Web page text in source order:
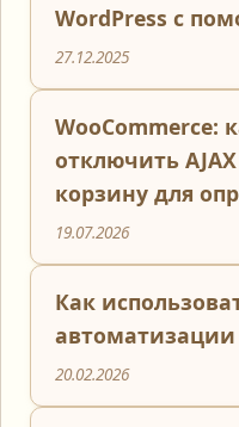
WordPress с
27.12.2025
WooCommerce:
отключить
корзину для
19.07.2026
Как
автоматизации
20.02.2026